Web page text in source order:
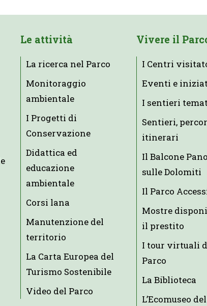
Le attività
La ricerca nel Parco
Monitoraggio
ambientale
I Progetti di
Conservazione
Didattica ed
educazione
ambientale
Corsi lana
Manutenzione del
territorio
La Carta Europea del
Turismo Sostenibile
Video del Parco
Vivere il
I Centri
Eventi e
I sentieri
Sentieri,
itinerari
Il Balcone
sulle Dolomiti
Il Parco
Mostre
il prestito
I tour virtuali
Parco
La Biblioteca
L’Ecomuseo